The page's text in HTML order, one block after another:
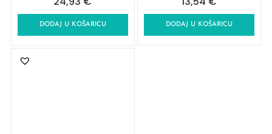
DODAJ U KOŠARICU DODAJ U KOŠARICU